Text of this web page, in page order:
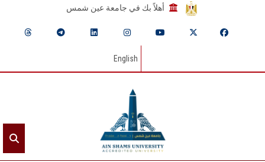
أهلاً بك في جامعة عين شمس
English